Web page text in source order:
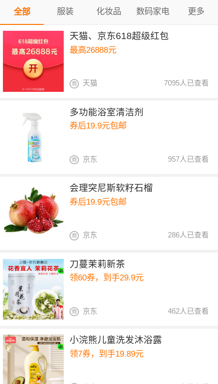
全部 服装 化妆品 数码家电 更多
天猫、京东618超级红包
最高26888元
7095人已查看
天猫
多功能浴室清洁剂
券后19.9元包邮
957人已查看
京东
会理突尼斯软籽石榴
券后19.9元包邮
286人已查看
京东
刀蔓茉莉新茶
领60券，到手29.9元
462人已查看
京东
小浣熊儿童洗发沐浴露
领7券，到手19.89元